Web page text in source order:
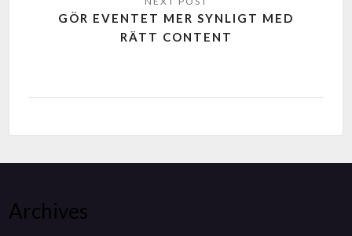
GÖR EVENTET MER SYNLIGT MED
RÄTT CONTENT
Archives